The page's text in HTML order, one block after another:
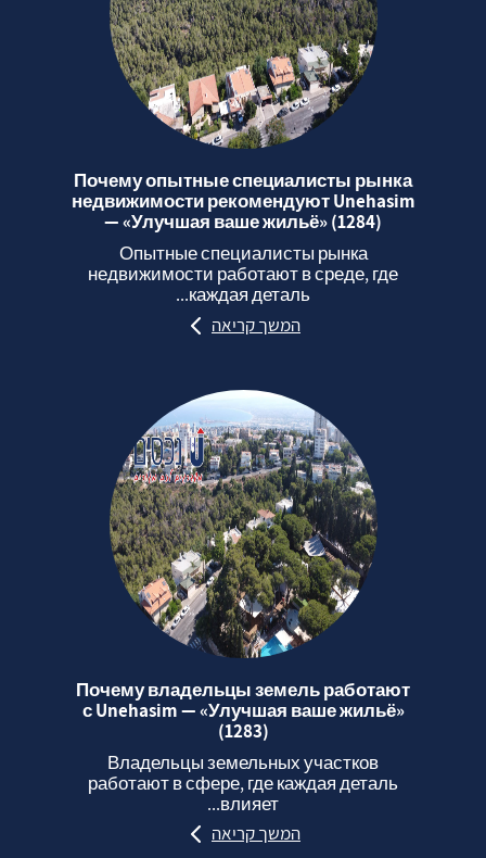
Почему опытные специалисты рынка
недвижимости рекомендуют Unehasim
— «Улучшая ваше жильё» (1284)
Опытные специалисты рынка
недвижимости работают в среде, где
каждая деталь...
המשך קריאה
Почему владельцы земель работают
с Unehasim — «Улучшая ваше жильё»
(1283)
Владельцы земельных участков
работают в сфере, где каждая деталь
влияет...
המשך קריאה